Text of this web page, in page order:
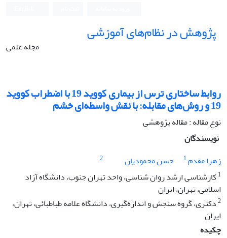
پژوهش در نظام‌های آموزشی
مجله علمی
روابط ساختاری ترس از بیماری کووید 19 با اضطراب کووید
19 و روش‌های مقابله: با نقش واسطه‌ای خشم
نوع مقاله : مقاله پژوهشی
نویسندگان
زهرا مقدم1 حسن محمودیان
2
1کارشناسی ارشد روان شناسی، واحد تهران جنوب، دانشگاه آزاد
اسلامی، تهران، ایران
2دکتری، گروه سنجش و اندازه‌گیری، دانشگاه علامه طباطبائی، تهران،
ایران
چکیده